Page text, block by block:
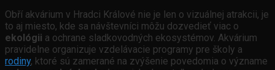
Obří akvárium v Hradci Králové nie je len o vizuálnej atrakcii, je
to aj miesto, kde sa návštevníci môžu dozvedieť viac o
ekológii a ochrane sladkovodných ekosystémov. Akvárium
pravidelne organizuje vzdelávacie programy pre školy a
rodiny, ktoré sú zamerané na zvýšenie povedomia o význame